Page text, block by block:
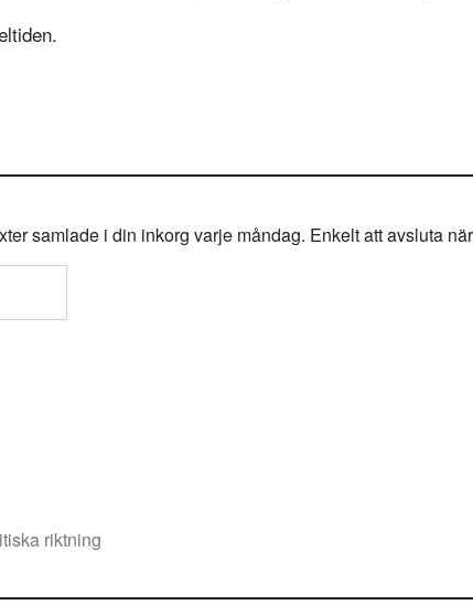
samlade i din inkorg varje måndag. Enkelt att avsluta
riktning